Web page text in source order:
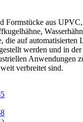
Formstücke aus
die auf automatisierten
werden und in
Anwendungen
verbreitet sind.